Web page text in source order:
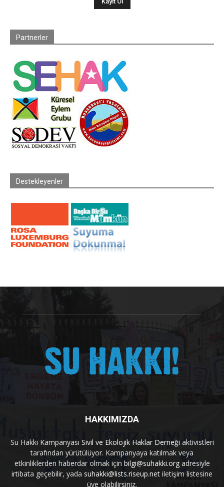
Partnerler
Destekleyenler
HAKKIMIZDA
Su Hakkı Kampanyası Sivil ve Ekolojik Haklar Derneği aktivistleri
tarafından yürütülüyor. Kampanyaya katılmak veya
etkinliklerden haberdar olmak için bilgi@suhakki.orgadresiyle
irtibata geçebilir, yada suhakki@lists.riseup.net iletişim listesine
üye olabilirsiniz.